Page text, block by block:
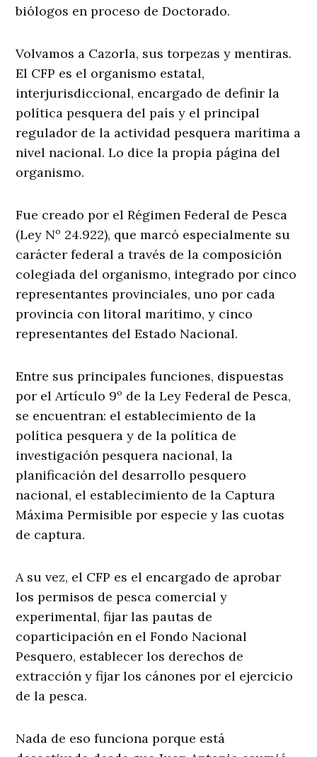
biólogos en proceso de Doctorado.
Volvamos a Cazorla, sus torpezas y mentiras.
El CFP es el organismo estatal,
interjurisdiccional, encargado de definir la
política pesquera del país y el principal
regulador de la actividad pesquera marítima a
nivel nacional. Lo dice la propia página del
organismo.
Fue creado por el Régimen Federal de Pesca
(Ley Nº 24.922), que marcó especialmente su
carácter federal a través de la composición
colegiada del organismo, integrado por cinco
representantes provinciales, uno por cada
provincia con litoral marítimo, y cinco
representantes del Estado Nacional.
Entre sus principales funciones, dispuestas
por el Artículo 9º de la Ley Federal de Pesca,
se encuentran: el establecimiento de la
política pesquera y de la política de
investigación pesquera nacional, la
planificación del desarrollo pesquero
nacional, el establecimiento de la Captura
Máxima Permisible por especie y las cuotas
de captura.
A su vez, el CFP es el encargado de aprobar
los permisos de pesca comercial y
experimental, fijar las pautas de
coparticipación en el Fondo Nacional
Pesquero, establecer los derechos de
extracción y fijar los cánones por el ejercicio
de la pesca.
Nada de eso funciona porque está